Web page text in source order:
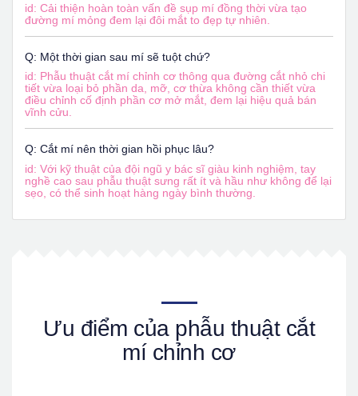
id: Cải thiện hoàn toàn vấn đề sụp mí đồng thời vừa tạo
đường mí mỏng đem lại đôi mắt to đẹp tự nhiên.
Q: Một thời gian sau mí sẽ tuột chứ?
id: Phẫu thuật cắt mí chỉnh cơ thông qua đường cắt nhỏ chi
tiết vừa loại bỏ phần da, mỡ, cơ thừa không cần thiết vừa
điều chỉnh cố định phần cơ mở mắt, đem lại hiệu quả bán
vĩnh cửu.
Q: Cắt mí nên thời gian hồi phục lâu?
id: Với kỹ thuật của đội ngũ y bác sĩ giàu kinh nghiệm, tay
nghề cao sau phẫu thuật sưng rất ít và hầu như không để lại
sẹo, có thể sinh hoạt hàng ngày bình thường.
Ưu điểm của phẫu thuật cắt
mí chỉnh cơ